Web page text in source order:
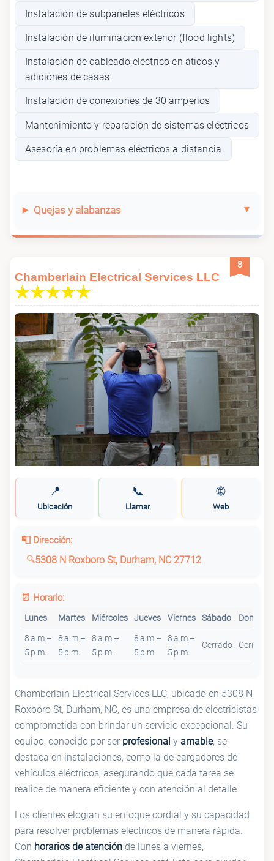
Instalación de subpaneles eléctricos
Instalación de iluminación exterior (flood lights)
Instalación de cableado eléctrico en áticos y
adiciones de casas
Instalación de conexiones de 30 amperios
Mantenimiento y reparación de sistemas eléctricos
Asesoría en problemas eléctricos a distancia
Quejas y alabanzas
8
Chamberlain Electrical Services LLC
📍
Ubicación
📞
Llamar
🌐
Web
📮 Dirección:
5308 N Roxboro St, Durham, NC 27712
⏰ Horario:
Lunes Martes Miércoles Jueves Viernes Sábado Domingo
8 a.m.–
5 p.m.
8 a.m.–
5 p.m.
8 a.m.–
5 p.m.
8 a.m.–
5 p.m.
8 a.m.–
5 p.m.
Cerrado Cerrado
Chamberlain Electrical Services LLC, ubicado en 5308 N
Roxboro St, Durham, NC, es una empresa de electricistas
comprometida con brindar un servicio excepcional. Su
equipo, conocido por ser profesional y amable, se
destaca en instalaciones, como la de cargadores de
vehículos eléctricos, asegurando que cada tarea se
realice de manera eficiente y con atención al detalle.
Los clientes elogian su enfoque cordial y su capacidad
para resolver problemas eléctricos de manera rápida.
Con horarios de atención de lunes a viernes,